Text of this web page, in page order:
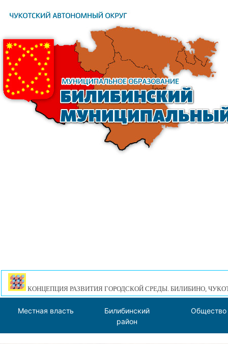
КОНЦЕПЦИЯ РАЗВИТИЯ ГОРОДСКОЙ СРЕДЫ. БИЛИБИНО,
Местная власть
Билибинский
район
Общество